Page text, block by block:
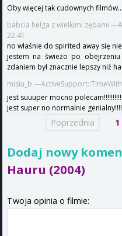
Oby więcej tak cudownych filmów...
babcia helga z wielkimi zębami ---
22:41
no właśnie do spirited away się
jestem na świeżo po
zdaniem był znacznie lepszy niż
misiu_b ---
jest suuuper mocno
jest super no normalnie
Poprzednia 1
Dodaj nowy
Hauru (2004)
Twoja opinia o filmie: